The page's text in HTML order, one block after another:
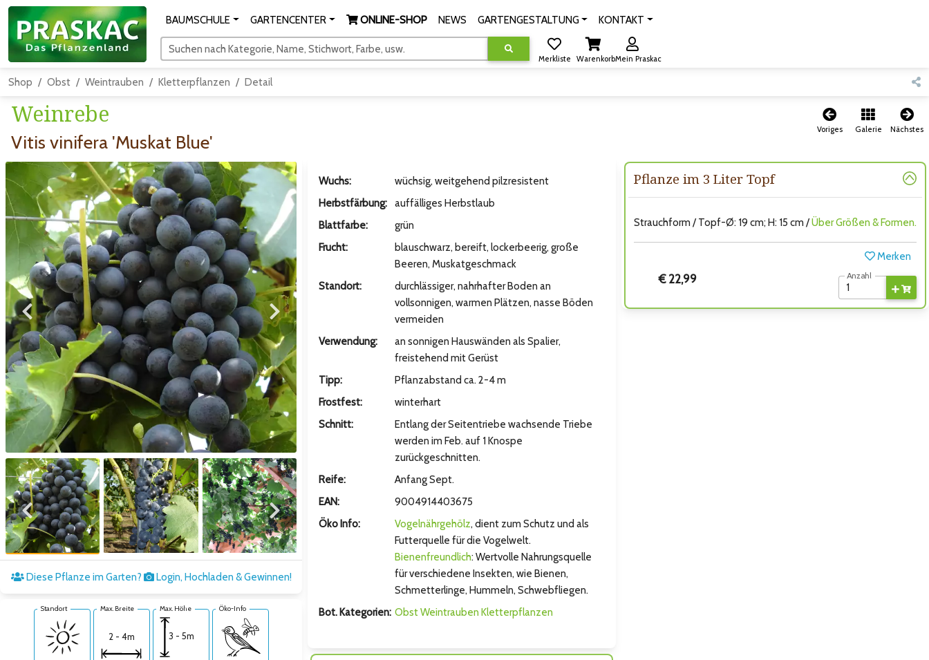
BAUMSCHULE GARTENCENTER ONLINE-SHOP NEWS GARTENGESTALTUNG KONTAKT
Suchen nach Kategorie, Name, Stichwort, Farbe, usw.
Merkliste WarenkorbMein Praskac
Shop Obst Weintrauben Kletterpflanzen Detail
Weinrebe
Vitis vinifera 'Muskat Blue'
Voriges Galerie Nächstes
Zum vorigen Bild Zum nächsten Bild
Zum vorigen Bild Zum nächsten Bild
Diese Pflanze im Garten? Login, Hochladen & Gewinnen!
Standort Max. Breite
2 - 4m
Max. Höhe
3 - 5m
Öko-Info
Pflanze im 3 Liter Topf
Strauchform / Topf-Ø: 19 cm; H: 15 cm /Über Größen & Formen.
Merken
€ 22,99 Anzahl
Wuchs:
wüchsig, weitgehend pilzresistent
Herbstfärbung:
auffälliges Herbstlaub
Blattfarbe:
grün
Frucht:
blauschwarz, bereift, lockerbeerig, große
Beeren, Muskatgeschmack
Standort:
durchlässiger, nahrhafter Boden an
vollsonnigen, warmen Plätzen, nasse Böden
vermeiden
Verwendung:
an sonnigen Hauswänden als Spalier,
freistehend mit Gerüst
Tipp:
Pflanzabstand ca. 2-4 m
Frostfest:
winterhart
Schnitt:
Entlang der Seitentriebe wachsende Triebe
werden im Feb. auf 1 Knospe
zurückgeschnitten.
Reife:
Anfang Sept.
EAN:
9004914403675
Öko Info:
Vogelnährgehölz, dient zum Schutz und als
Futterquelle für die Vogelwelt.
Bienenfreundlich: Wertvolle Nahrungsquelle
für verschiedene Insekten, wie Bienen,
Schmetterlinge, Hummeln, Schwebfliegen.
Bot. Kategorien: ObstWeintrauben Kletterpflanzen